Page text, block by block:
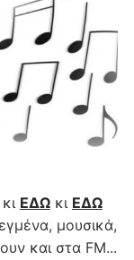
ΕΔΩκι ΕΔΩ
μουσικά,
και στα FM...